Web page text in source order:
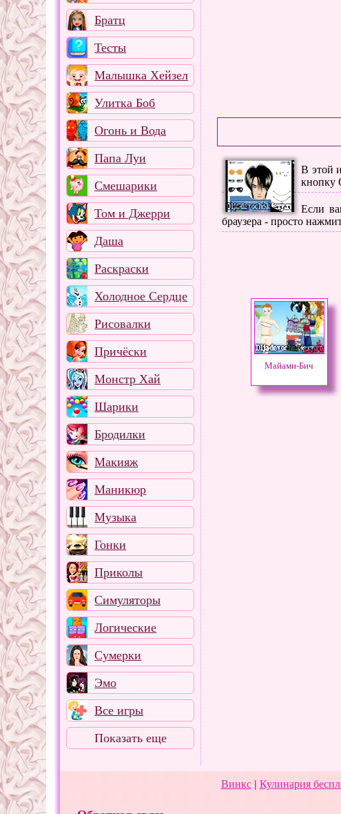
Братц
Тесты
Малышка Хейзел
Улитка Боб
Огонь и Вода
Папа Луи
Смешарики
Том и Джерри
Даша
Раскраски
Холодное Сердце
Рисовалки
Причёски
Монстр Хай
Шарики
Бродилки
Макияж
Маникюр
Музыка
Гонки
Приколы
Симуляторы
Логические
Сумерки
Эмо
Все игры
Показать еще
В этой
кнопку
Если
браузера - просто
Майами-Бич
Винкс| Кулинария